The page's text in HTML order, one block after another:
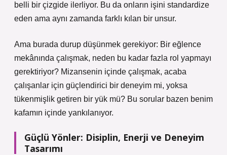
belli bir çizgide ilerliyor. Bu da onların işini standardize
eden ama aynı zamanda farklı kılan bir unsur.
Ama burada durup düşünmek gerekiyor: Bir eğlence
mekânında çalışmak, neden bu kadar fazla rol yapmayı
gerektiriyor? Mizansenin içinde çalışmak, acaba
çalışanlar için güçlendirici bir deneyim mi, yoksa
tükenmişlik getiren bir yük mü? Bu sorular bazen benim
kafamın içinde yankılanıyor.
Güçlü Yönler: Disiplin, Enerji ve Deneyim
Tasarımı